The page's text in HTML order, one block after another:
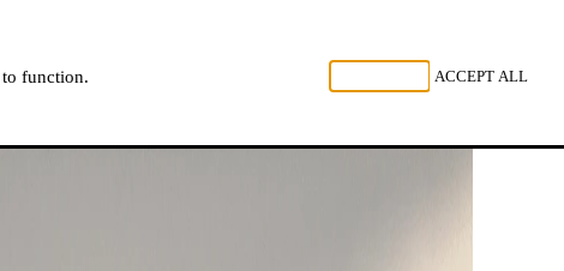
to function. ACCEPT ALL